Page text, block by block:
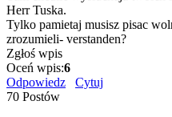
Herr Tuska.
Tylko pamietaj musisz pisac
zrozumieli- verstanden?
Zgłoś wpis
Oceń wpis:6
Odpowiedz
Cytuj
70 Postów